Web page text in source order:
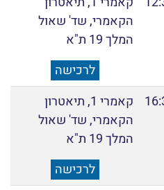
הקאמרי, שד' שאול
המלך 19 ת"א
לרכישה
קאמרי 1, תיאטרון
הקאמרי, שד' שאול
המלך 19 ת"א
לרכישה